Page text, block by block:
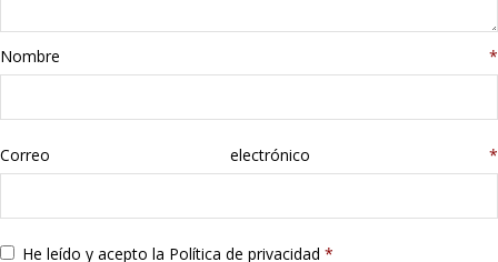
Nombre *
Correo electrónico *
He leído y acepto la Política de privacidad *